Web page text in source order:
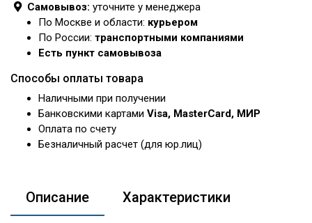
Самовывоз: уточните у менеджера
По Москве и области: курьером
По России: транспортными компаниями
Есть пункт самовывоза
Способы оплаты товара
Наличными при получении
Банковскими картами Visa, MasterCard, МИР
Оплата по счету
Безналичный расчет (для юр.лиц)
Описание Характеристики